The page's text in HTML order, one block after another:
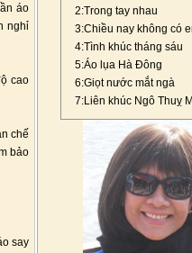
áo
nghỉ
cao
chế
bảo
say
2:Trong tay nhau
3:Chiều nay không có
4:Tình khúc tháng sáu
5:Áo lụa Hà Đông
6:Giọt nước mắt ngà
7:Liên khúc Ngô Thuỵ